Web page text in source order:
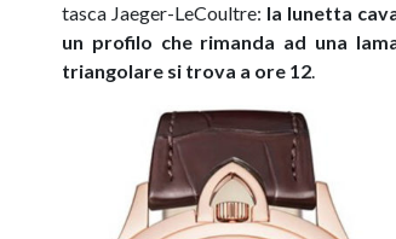
tasca Jaeger-LeCoultre: la lunetta
un profilo che rimanda ad una
triangolare si trova a ore 12.